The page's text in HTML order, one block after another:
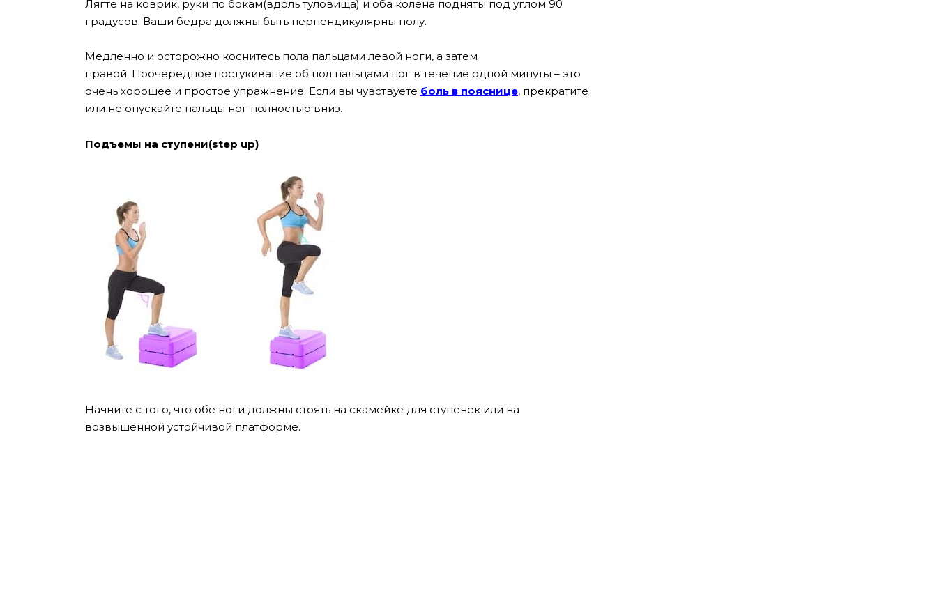
Лягте на коврик, руки по бокам(вдоль туловища) и оба колена подняты под углом 90
градусов. Ваши бедра должны быть перпендикулярны полу.
Медленно и осторожно коснитесь пола пальцами левой ноги, а затем
правой. Поочередное постукивание об пол пальцами ног в течение одной минуты – это
очень хорошее и простое упражнение. Если вы чувствуете боль в пояснице, прекратите
или не опускайте пальцы ног полностью вниз.
Подъемы на ступени(step up)
Начните с того, что обе ноги должны стоять на скамейке для ступенек или на
возвышенной устойчивой платформе.